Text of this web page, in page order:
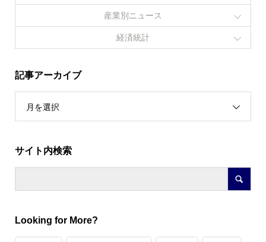
産業別ニュース
経済統計
記事アーカイブ
月を選択
サイト内検索
Looking for More?